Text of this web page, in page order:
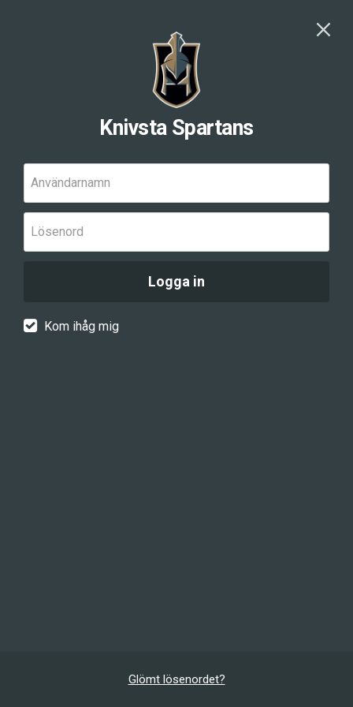
Knivsta Spartans
Användarnamn
Lösenord
Logga in
Kom ihåg mig
Glömt lösenordet?